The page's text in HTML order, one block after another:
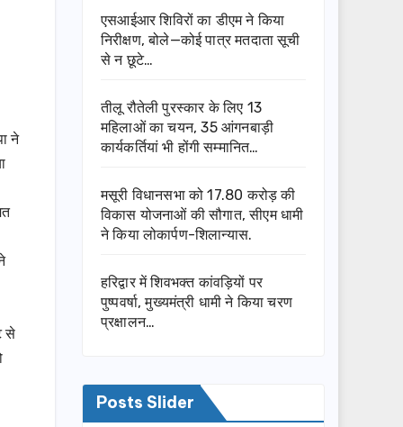
ने
से
एसआईआर शिविरों का डीएम ने किया
निरीक्षण, बोले—कोई पात्र मतदाता सूची
से न छूटे…
तीलू रौतेली पुरस्कार के लिए 13
महिलाओं का चयन, 35 आंगनबाड़ी
कार्यकर्तियां भी होंगी सम्मानित…
मसूरी विधानसभा को 17.80 करोड़ की
विकास योजनाओं की सौगात, सीएम धामी
ने किया लोकार्पण-शिलान्यास.
हरिद्वार में शिवभक्त कांवड़ियों पर
पुष्पवर्षा, मुख्यमंत्री धामी ने किया चरण
प्रक्षालन…
Posts Slider